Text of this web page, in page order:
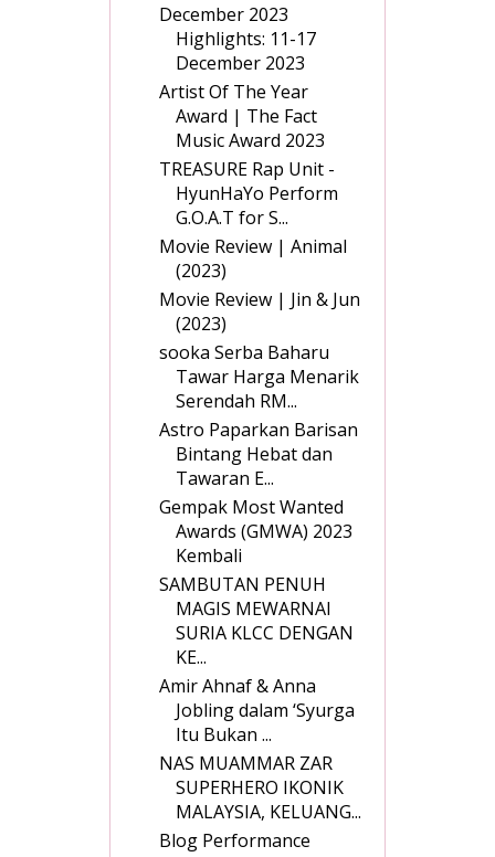
December 2023
Highlights: 11-17
December 2023
Artist Of The Year
Award | The Fact
Music Award 2023
TREASURE Rap Unit -
HyunHaYo Perform
G.O.A.T for S...
Movie Review | Animal
(2023)
Movie Review | Jin & Jun
(2023)
sooka Serba Baharu
Tawar Harga Menarik
Serendah RM...
Astro Paparkan Barisan
Bintang Hebat dan
Tawaran E...
Gempak Most Wanted
Awards (GMWA) 2023
Kembali
SAMBUTAN PENUH
MAGIS MEWARNAI
SURIA KLCC DENGAN
KE...
Amir Ahnaf & Anna
Jobling dalam ‘Syurga
Itu Bukan ...
NAS MUAMMAR ZAR
SUPERHERO IKONIK
MALAYSIA, KELUANG...
Blog Performance